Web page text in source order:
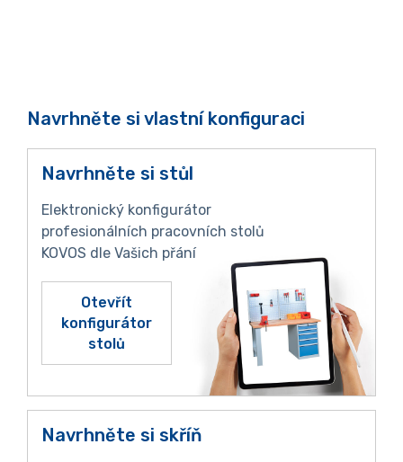
Navrhněte si vlastní konfiguraci
Navrhněte si stůl
Elektronický konfigurátor
profesionálních pracovních stolů
KOVOS dle Vašich přání
Otevřít
konfigurátor
stolů
Navrhněte si skříň